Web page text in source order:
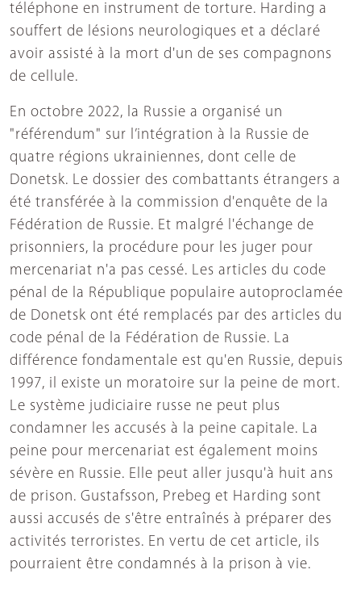
téléphone en instrument de torture. Harding a
souffert de lésions neurologiques et a déclaré
avoir assisté à la mort d'un de ses compagnons
de cellule.
En octobre 2022, la Russie a organisé un
"référendum" sur l’intégration à la Russie de
quatre régions ukrainiennes, dont celle de
Donetsk. Le dossier des combattants étrangers a
été transférée à la commission d'enquête de la
Fédération de Russie. Et malgré l'échange de
prisonniers, la procédure pour les juger pour
mercenariat n'a pas cessé. Les articles du code
pénal de la République populaire autoproclamée
de Donetsk ont été remplacés par des articles du
code pénal de la Fédération de Russie. La
différence fondamentale est qu'en Russie, depuis
1997, il existe un moratoire sur la peine de mort.
Le système judiciaire russe ne peut plus
condamner les accusés à la peine capitale. La
peine pour mercenariat est également moins
sévère en Russie. Elle peut aller jusqu'à huit ans
de prison. Gustafsson, Prebeg et Harding sont
aussi accusés de s'être entraînés à préparer des
activités terroristes. En vertu de cet article, ils
pourraient être condamnés à la prison à vie.